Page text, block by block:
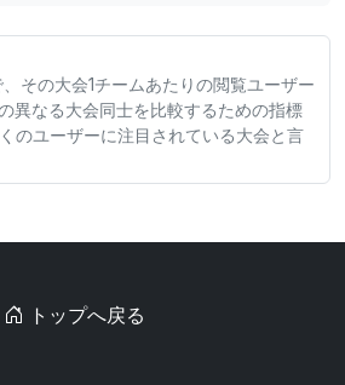
その大会1チームあたりの閲覧ユーザー
異なる大会同士を比較するための指標
のユーザーに注目されている大会と言
トップへ戻る